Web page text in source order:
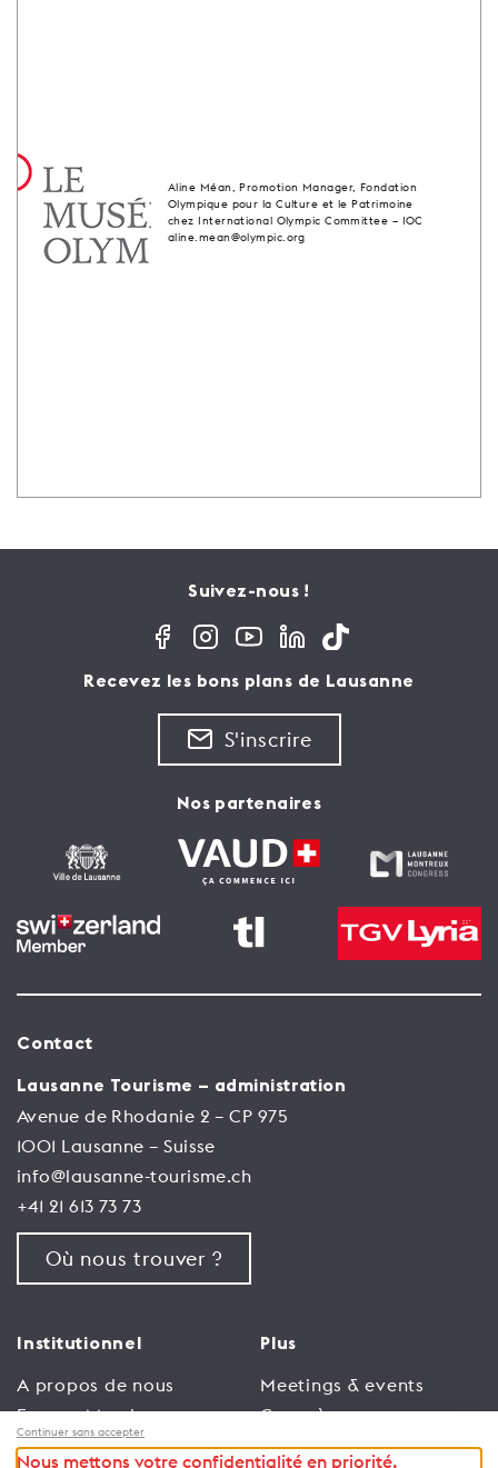
Aline Méan, Promotion Manager, Fondation
Olympique pour la Culture et le Patrimoine
chez International Olympic Committee – IOC
aline.mean@olympic.org
Suivez-nous !
Recevez les bons plans de Lausanne
S'inscrire
Nos partenaires
Contact
Lausanne Tourisme – administration
Avenue de Rhodanie 2 – CP 975
1001 Lausanne – Suisse
info@lausanne-tourisme.ch
+41 21 613 73 73
Où nous trouver ?
Institutionnel
A propos de nous
Espace Membres
Emploi
Plus
Meetings & events
Congrès
Trade
Continuer sans accepter
Nous mettons votre confidentialité en priorité.